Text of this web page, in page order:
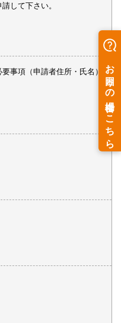
して下さい。
事項（申請者住所・氏名）